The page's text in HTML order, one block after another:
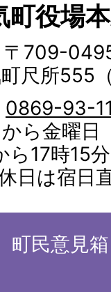
町役場
〒709-
尺所555
0869-93-
ら金曜
ら17時15
日は宿日
町民意見箱